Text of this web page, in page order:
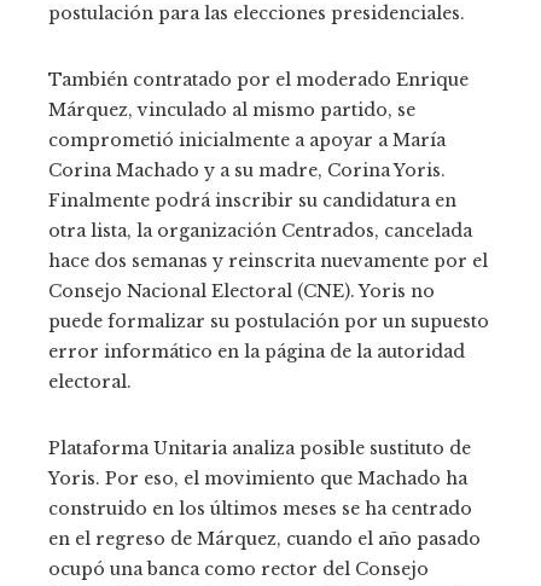
postulación para las elecciones presidenciales.
También contratado por el moderado Enrique
Márquez, vinculado al mismo partido, se
comprometió inicialmente a apoyar a María
Corina Machado y a su madre, Corina Yoris.
Finalmente podrá inscribir su candidatura en
otra lista, la organización Centrados, cancelada
hace dos semanas y reinscrita nuevamente por el
Consejo Nacional Electoral (CNE). Yoris no
puede formalizar su postulación por un supuesto
error informático en la página de la autoridad
electoral.
Plataforma Unitaria analiza posible sustituto de
Yoris. Por eso, el movimiento que Machado ha
construido en los últimos meses se ha centrado
en el regreso de Márquez, cuando el año pasado
ocupó una banca como rector del Consejo